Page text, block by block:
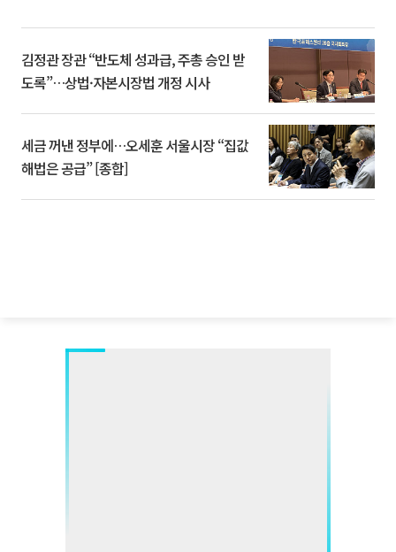
김정관 장관 “반도체 성과급, 주총 승인 받
도록”…상법·자본시장법 개정 시사
세금 꺼낸 정부에…오세훈 서울시장 “집값
해법은 공급” [종합]